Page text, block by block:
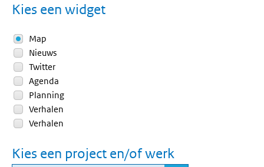
Kies een widget
Map
Nieuws
Twitter
Agenda
Planning
Verhalen
Verhalen
Kies een project en/of werk